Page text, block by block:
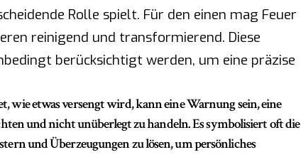
Rolle spielt. Für den einen mag Feuer
reinigend und transformierend. Diese
berücksichtigt werden, um eine präzise
wie etwas versengt wird, kann eine Warnung sein, eine
und nicht unüberlegt zu handeln. Es symbolisiert oft die
und Überzeugungen zu lösen, um persönliches